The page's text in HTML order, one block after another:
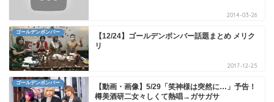
2014-03-26
ゴールデンボンバー
【12/24】ゴールデンボンバー話題まとめ メリク
リ
2017-12-25
ゴールデンボンバー
【動画・画像】5/29「笑神様は突然に…」予告！
樽美酒研二女々しくて熱唱→ガサガサ